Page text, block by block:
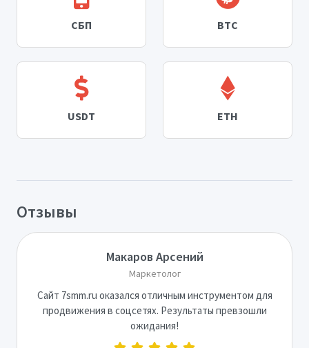
СБП BTC
USDT ETH
Отзывы
Макаров Арсений
Маркетолог
Сайт 7smm.ru оказался отличным инструментом для
продвижения в соцсетях. Результаты превзошли
ожидания!